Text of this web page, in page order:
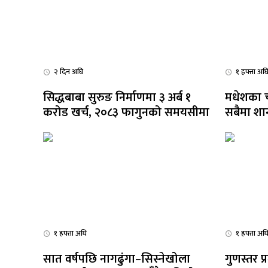
२ दिन अघि
सिद्धबाबा सुरुङ निर्माणमा ३ अर्ब १
करोड खर्च, २०८३ फागुनको समयसीमा
१ हफ्ता अघि
मधेशका
सबैमा
१ हफ्ता अघि
सात वर्षपछि नागढुंगा–सिस्नेखोला
१ हफ्ता अघि
गुणस्तर